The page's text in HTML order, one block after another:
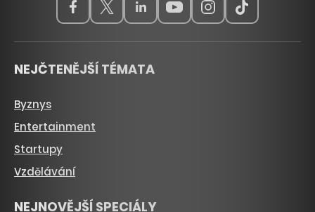
NEJČTENĚJŠÍ TÉMATA
Byznys
Entertainment
Startupy
Vzdělávání
NEJNOVĚJŠÍ SPECIÁLY